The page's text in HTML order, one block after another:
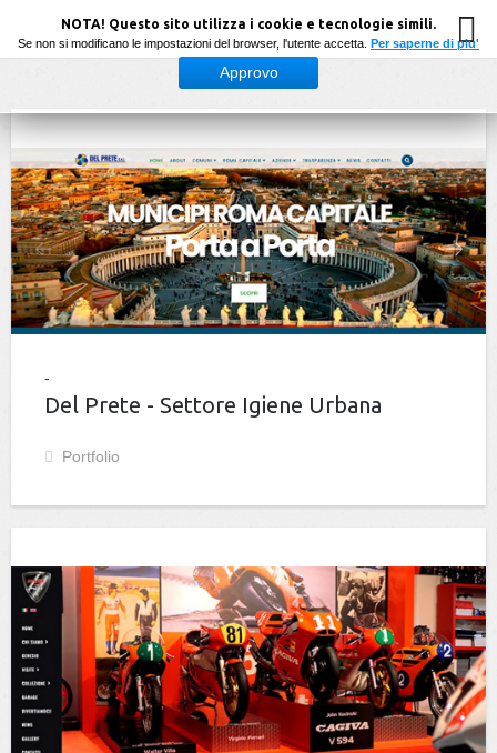
Del Prete - Settore Igiene Urbana
Portfolio
NOTA! Questo sito utilizza i cookie e tecnologie simili.
Se non si modificano le impostazioni del browser, l'utente accetta. Per saperne di piu'
Approvo